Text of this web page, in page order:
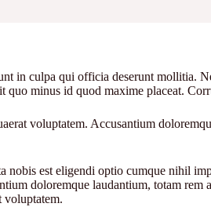
in culpa qui officia deserunt mollitia.
minus id quod maxime placeat.
voluptatem. Accusantium
est eligendi optio cumque nihil
doloremque laudantium, totam
voluptatem.